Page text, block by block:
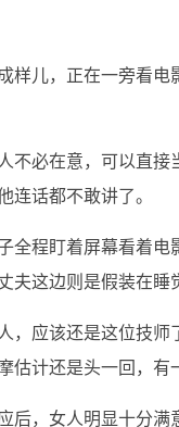
样儿，正在一旁看电
不必在意，可以直
连话都不敢讲了。
全程盯着屏幕看着
夫这边则是假装在睡
，应该还是这位技
估计还是头一回，有
后，女人明显十分